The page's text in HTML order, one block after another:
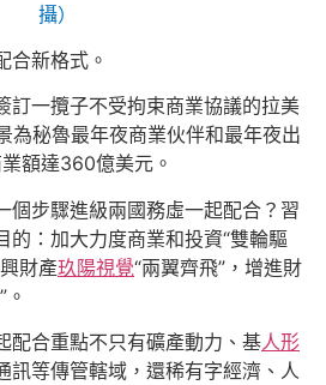
攝）
合新格式。
訂一攬子不受拘束商業協議的拉美
為秘魯最年夜商業伙伴和最年夜出
額達360億美元。
個步驟進級兩國務虛一起配合？習
的：加大力度商業和投資“雙輪驅
財產玖陽視覺“兩翼齊飛”，增進財
配合重點不只有礦產動力、基人形
訊等傳管轄域，還稀有字經濟、人